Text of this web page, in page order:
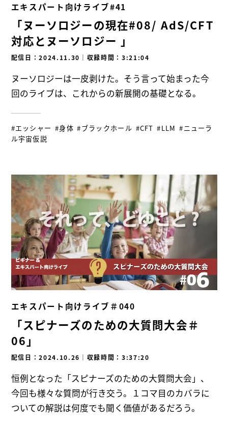
エキスパート向けライブ#41
「ヌーソロジーの現在#08/ AdS/CFT
対応とヌーソロジー 」
配信日：2024.11.30 ｜ 収録時間：3:21:04
ヌーソロジーは一皮剥けた。そう言って始まった今
回のライブは、これからの新展開の基礎となる。
#エッシャー #身体 #ブラックホール #CFT #LLM #ニューラ
ル宇宙仮説
エキスパート向けライブ＃040
「スピナーズのための大質問大会＃
06」
配信日：2024.10.26 ｜ 収録時間：3:37:20
恒例となった「スピナーズのための大質問大会」、
今回も様々な質問が行き交う。１コマ目のカバラに
ついての解説は何度でも聞く価値があるだろう。